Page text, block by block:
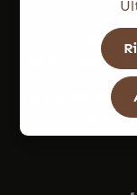
* Tutti i
spese di spedizione
Le foto dei
di colore rispetto